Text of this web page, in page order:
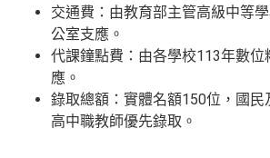
交通費：由教育部主管高級中等
公室支應。
代課鐘點費：由各學校113年數位
應。
錄取總額：實體名額150位，國民
高中職教師優先錄取。